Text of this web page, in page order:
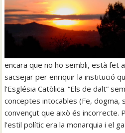
encara que no ho sembli, està fet
sacsejar per enriquir la institució
l’Església Catòlica. “Els de dalt”
conceptes intocables (Fe,
convençut que això és incorrecte.
l’estil polític era la monarquia i el